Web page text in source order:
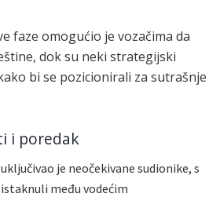
faze omogućio je vozačima da
dok su neki strategijski
bi se pozicionirali za sutrašnje
i poredak
je neočekivane sudionike, s
među vodećim